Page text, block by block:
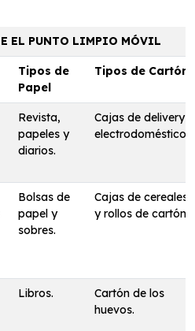
EL PUNTO LIMPIO MÓVIL
Tipos de
Papel
Tipos de Cartón
Revista,
papeles y
diarios.
Cajas de delivery y
electrodomésticos.
Bolsas de
papel y
sobres.
Cajas de cereales
y rollos de cartón.
Libros.
Cartón de los
huevos.